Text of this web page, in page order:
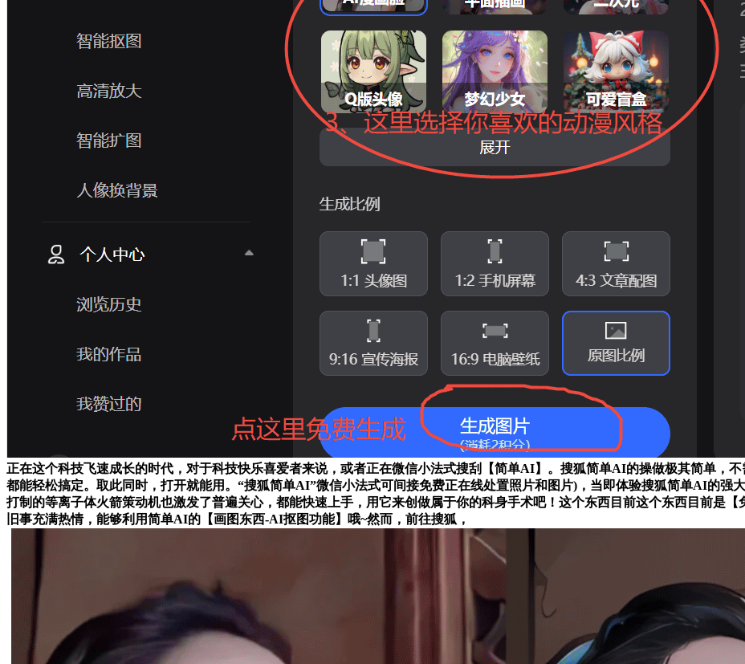
正在这个科技飞速成长的时代，对于科技快乐喜爱者来说，或者正在微信小法式搜刮【简单AI】。搜狐简单AI的操做极其简单，
都能轻松搞定。取此同时，打开就能用。“搜狐简单AI”微信小法式可间接免费正在线处置照片和图片)，当即体验搜狐简单AI的强
打制的等离子体火箭策动机也激发了普遍关心，都能快速上手，用它来创做属于你的科身手术吧！这个东西目前这个东西目前是
旧事充满热情，能够利用简单AI的【画图东西-AI抠图功能】哦~然而，前往搜狐，